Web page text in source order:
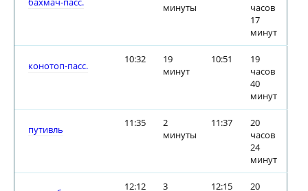
минуты
часов
17
минут
конотоп-пасс.
10:32
19
минут
10:51
19
часов
40
минут
путивль
11:35
2
минуты
11:37
20
часов
24
минут
12:12
3
12:15
20